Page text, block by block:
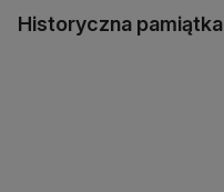
Historyczna pamiątka